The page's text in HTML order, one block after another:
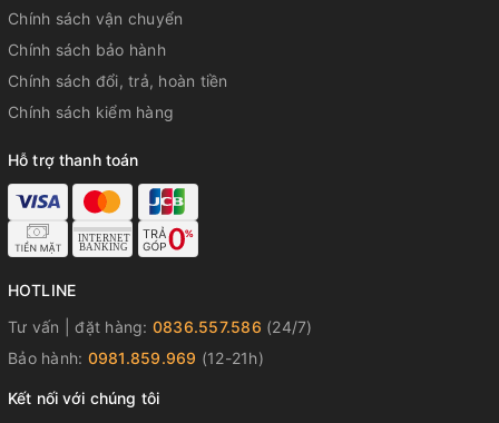
Chính sách vận chuyển
Chính sách bảo hành
Chính sách đổi, trả, hoàn tiền
Chính sách kiểm hàng
Hỗ trợ thanh toán
HOTLINE
Tư vấn | đặt hàng: 0836.557.586 (24/7)
Bảo hành: 0981.859.969 (12-21h)
Kết nối với chúng tôi